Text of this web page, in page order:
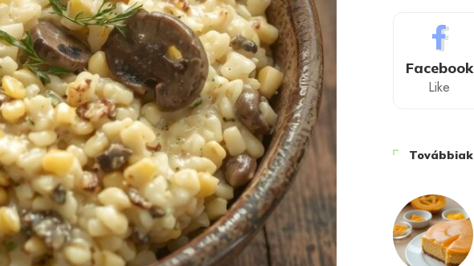
Facebook
Like
Továbbiak